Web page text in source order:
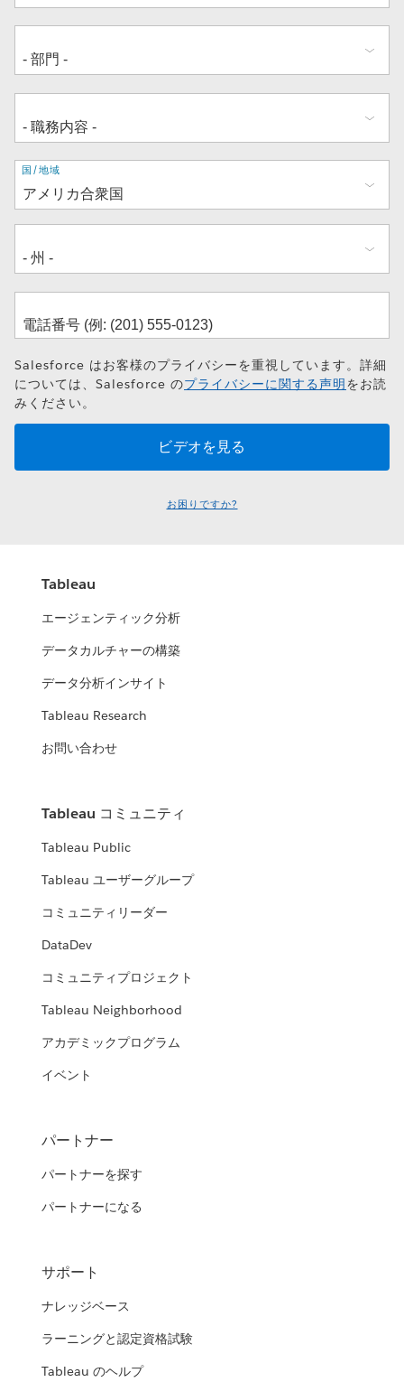
住
所
国/地域
Salesforce はお客様のプライバシーを重視しています。詳細
については、Salesforce のプライバシーに関する声明をお読
みください。
お困りですか?
Tableau
エージェンティック分析
データカルチャーの構築
データ分析インサイト
Tableau Research
お問い合わせ
Tableau コミュニティ
Tableau Public
Tableau ユーザーグループ
コミュニティリーダー
DataDev
コミュニティプロジェクト
Tableau Neighborhood
アカデミックプログラム
イベント
パートナー
パートナーを探す
パートナーになる
サポート
ナレッジベース
ラーニングと認定資格試験
Tableau のヘルプ